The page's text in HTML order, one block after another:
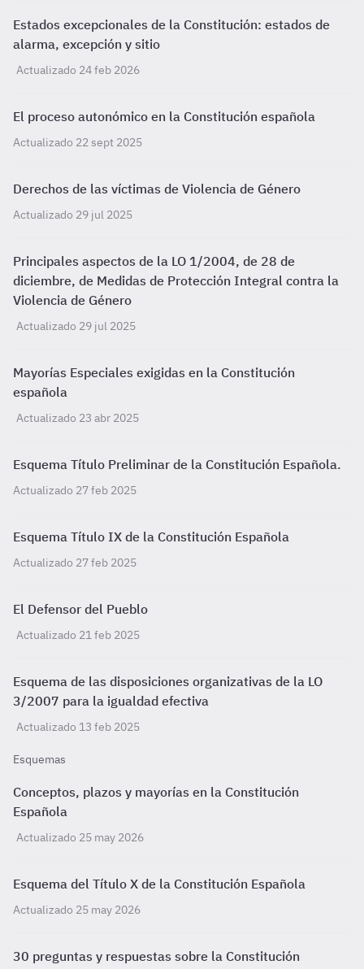
Estados excepcionales de la Constitución: estados de
alarma, excepción y sitio
Actualizado 24 feb 2026
El proceso autonómico en la Constitución española
Actualizado 22 sept 2025
Derechos de las víctimas de Violencia de Género
Actualizado 29 jul 2025
Principales aspectos de la LO 1/2004, de 28 de
diciembre, de Medidas de Protección Integral contra la
Violencia de Género
Actualizado 29 jul 2025
Mayorías Especiales exigidas en la Constitución
española
Actualizado 23 abr 2025
Esquema Título Preliminar de la Constitución Española.
Actualizado 27 feb 2025
Esquema Título IX de la Constitución Española
Actualizado 27 feb 2025
El Defensor del Pueblo
Actualizado 21 feb 2025
Esquema de las disposiciones organizativas de la LO
3/2007 para la igualdad efectiva
Actualizado 13 feb 2025
Esquemas
Conceptos, plazos y mayorías en la Constitución
Española
Actualizado 25 may 2026
Esquema del Título X de la Constitución Española
Actualizado 25 may 2026
30 preguntas y respuestas sobre la Constitución